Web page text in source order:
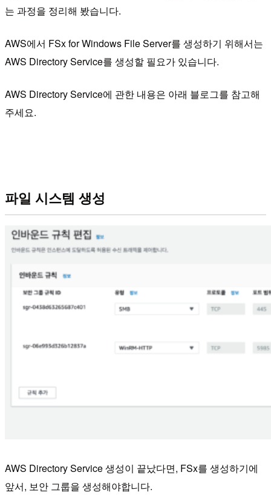
는 과정을 정리해 봤습니다.
AWS에서 FSx for Windows File Server를 생성하기 위해서는
AWS Directory Service를 생성할 필요가 있습니다.
AWS Directory Service에 관한 내용은 아래 블로그를 참고해
주세요.
파일 시스템 생성
AWS Directory Service 생성이 끝났다면, FSx를 생성하기에
앞서, 보안 그룹을 생성해야합니다.